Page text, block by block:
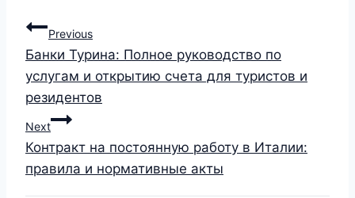
Previous
Банки Турина: Полное руководство по
услугам и открытию счета для туристов и
резидентов
Next
Контракт на постоянную работу в Италии:
правила и нормативные акты